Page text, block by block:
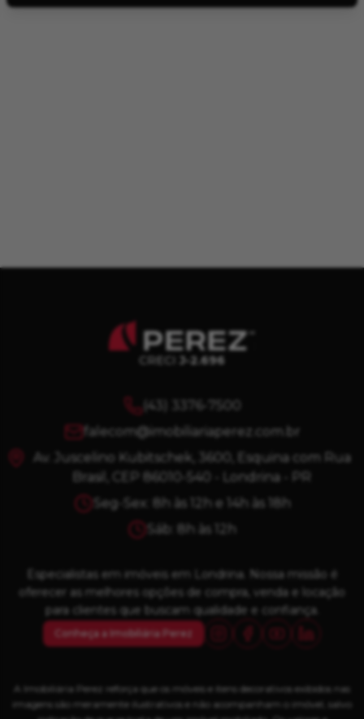
CRECI J-2.696
(43) 3376-7500
falecom@imobiliariaperez.com.br
Av. Juscelino Kubitschek, 3600, Esquina com Rua
Brasil, CEP 86010-540 - Londrina - PR
Seg-Sex: 8h às 12h e 14h às 18h
Sáb: 8h às 12h
Especialistas em imóveis em Londrina. Nossa missão é
oferecer as melhores opções de compra, venda e locação
para clientes que buscam qualidade e confiança.
Conheça a Imobiliária Perez
A Imobiliária Perez reforça que os móveis e itens decorativos exibidos nas
imagens são meramente ilustrativos e não acompanham o imóvel, salvo